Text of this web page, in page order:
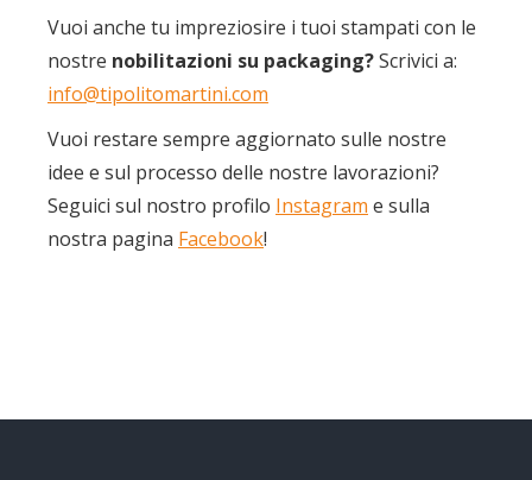
Vuoi anche tu impreziosire i tuoi stampati con le
nostre nobilitazioni su packaging?Scrivici a:
info@tipolitomartini.com
Vuoi restare sempre aggiornato sulle nostre
idee e sul processo delle nostre lavorazioni?
Seguici sul nostro profilo Instagram e sulla
nostra pagina Facebook!